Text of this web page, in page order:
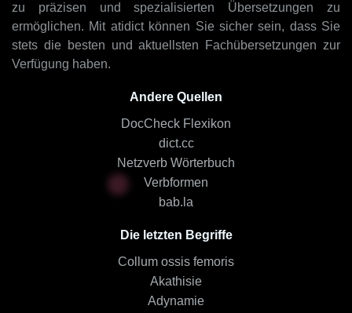
zu präzisen und spezialisierten Übersetzungen zu
ermöglichen. Mit atidict können Sie sicher sein, dass Sie
stets die besten und aktuellsten Fachübersetzungen zur
Verfügung haben.
Andere Quellen
DocCheck Flexikon
dict.cc
Netzverb Wörterbuch
Verbformen
bab.la
Die letzten Begriffe
Collum ossis femoris
Akathisie
Adynamie